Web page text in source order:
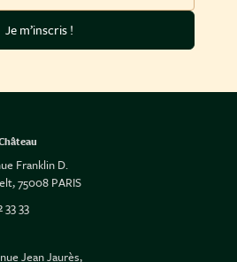
Je m’inscris !
Franklin D.
75008 PARIS
33 33
Jean Jaurès,